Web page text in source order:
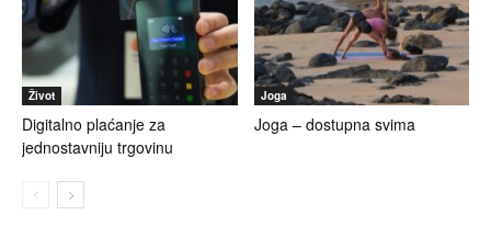
Život
Digitalno plaćanje za
jednostavniju trgovinu
Joga
Joga – dostupna svima